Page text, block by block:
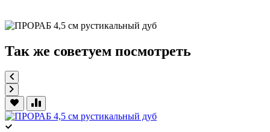
Так же советуем посмотреть